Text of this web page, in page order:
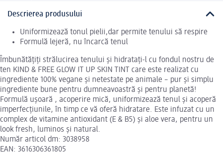
Descrierea produsului
Uniformizează tonul pielii,dar permite tenului să respire
Formulă lejeră, nu încarcă tenul
Îmbunătățiți strălucirea tenului și hidratați-l cu fondul nostru de
ten KIND & FREE GLOW IT UP SKIN TINT care este realizat cu
ingrediente 100% vegane și netestate pe animale – pur și simplu
ingrediente bune pentru dumneavoastră și pentru planetă!
Formulă ușoară , acoperire mică, uniformizează tenul și acoperă
imperfecțiunile, în timp ce vă oferă hidratare. Este infuzat cu un
complex de vitamine antioxidant (E & B5) și aloe vera, pentru un
look fresh, luminos și natural.
Număr articol dm: 3038958
EAN: 3616306361805